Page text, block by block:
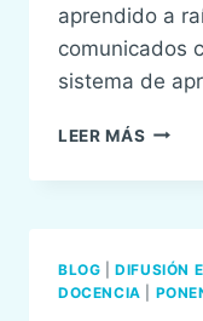
aprendido a
comunicados
sistema de
LEER MÁS IV
ÉXITO.
BLOG |DIFUSIÓN
DOCENCIA